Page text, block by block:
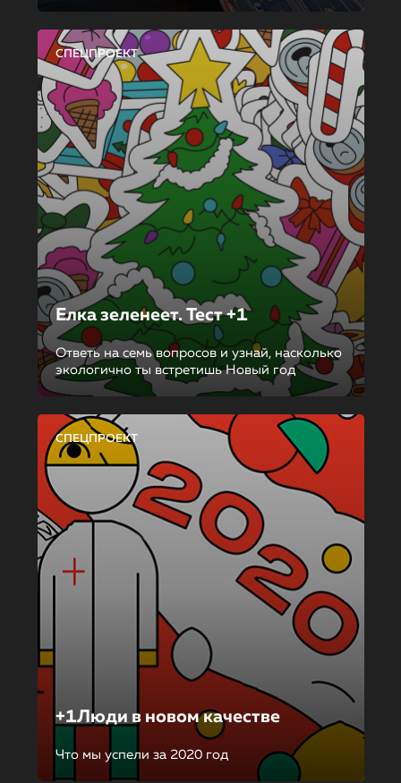
СПЕЦПРОЕКТ
Елка зеленеет. Тест +1
Ответь на семь вопросов и узнай, насколько
экологично ты встретишь Новый год
СПЕЦПРОЕКТ
+1Люди в новом качестве
Что мы успели за 2020 год